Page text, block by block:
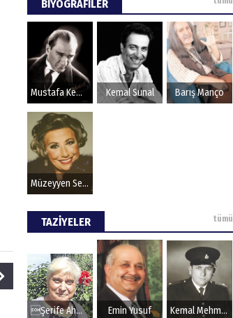
EMPERYALİZMİN TOPLU
HİPNOZU
EVREN MUMCU
BİYOGRAFİLER
Mustafa Kemal Atatürk Kemal Sunal Barış Manço
Müzeyyen Senar
TAZİYELER tümü
Şerife Ahmet Emin Yusuf Kemal Mehmet Kanmaz